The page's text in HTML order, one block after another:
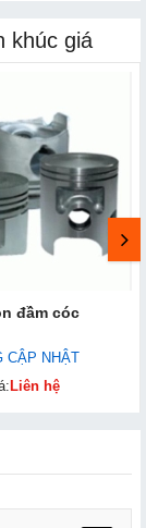
khúc giá
đầm cóc
CẬP NHẬT
Liên hệ